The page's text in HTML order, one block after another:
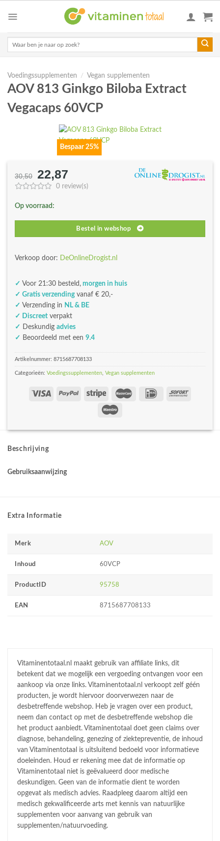
Voedingssupplementen / Vegan supplementen
AOV 813 Ginkgo Biloba Extract
Vegacaps 60VCP
Bespaar 25%
30,50
Oorspronkelijke
prijs
€30,50.
22,87
prijs
0 review(s)
Op voorraad:
Bestel in webshop
Verkoop door: DeOnlineDrogist.nl
✓ Voor 21:30 besteld, morgen in huis
✓ Gratis verzendingvanaf € 20,-
✓ Verzending in NL & BE
✓ Discreet verpakt
✓
Deskundig advies
✓ Beoordeeld met een 9.4
Artikelnummer: 8715687708133
Categorieën: Voedingssupplementen Vegan supplementen
Beschrijving
Gebruiksaanwijzing
Extra Informatie
Merk AOV
Inhoud 60VCP
ProductID 95758
EAN 8715687708133
Vitaminentotaal.nl maakt gebruik van affiliate links, dit
betekent dat we mogelijk een vergoeding ontvangen voor een
aankoop via onze links. Vitaminentotaal.nl verkoopt zelf géén
producten, je wordt hiervoor doorverwezen naar de
desbetreffende webshop. Heb je vragen over een product,
neem dan contact op met de desbetreffende webshop die
het product aanbiedt. Vitaminentotaal doet geen claims over
diagnose, behandeling, genezing of ziektepreventie, de inhoud
van Vitaminentotaal is uitsluitend bedoeld voor informatieve
doeleinden. Houd er rekening mee dat de informatie op
Vitaminentotaal niet is geëvalueerd door medische
deskundigen. Geen van de informatie dient te worden
opgevat als medisch advies. Raadpleeg daarom altijd een
medisch gekwalificeerde arts met kennis van natuurlijke
supplementen voor aanvang van gebruik van
supplementen/natuurvoeding.